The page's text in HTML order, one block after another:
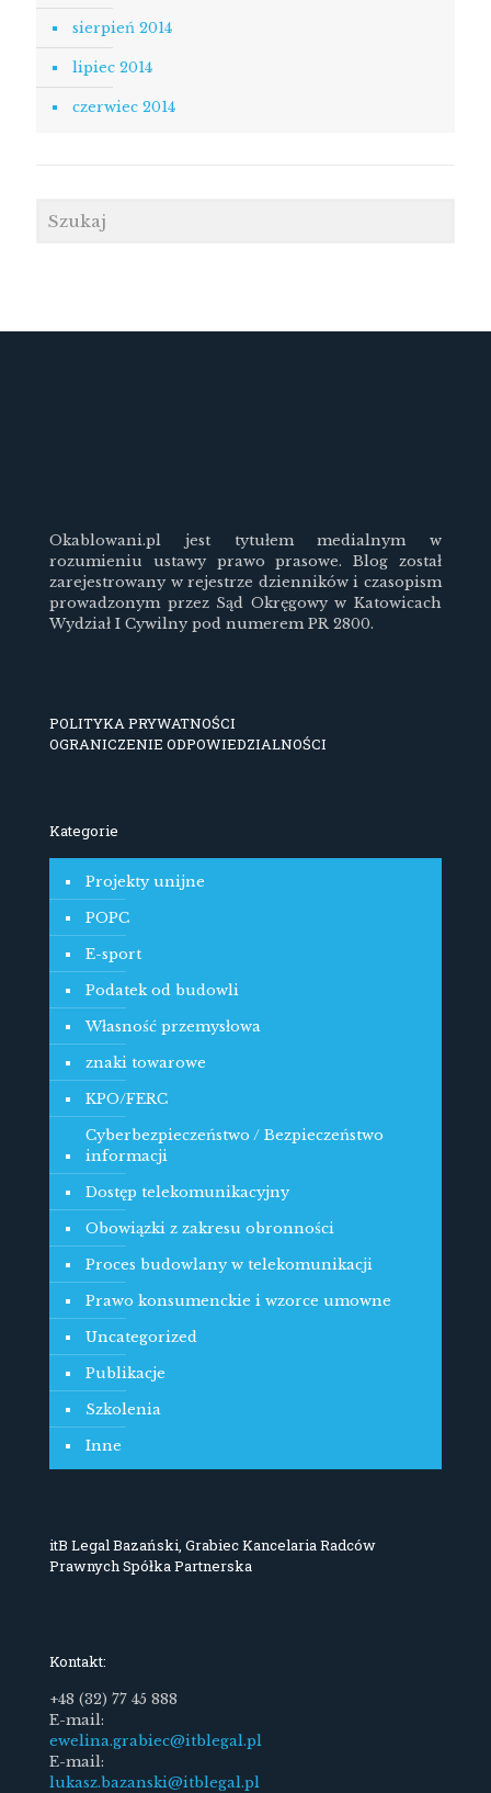
sierpień 2014
lipiec 2014
czerwiec 2014
Okablowani.pl jest tytułem medialnym w
rozumieniu ustawy prawo prasowe. Blog został
zarejestrowany w rejestrze dzienników i czasopism
prowadzonym przez Sąd Okręgowy w Katowicach
Wydział I Cywilny pod numerem PR 2800.
POLITYKA PRYWATNOŚCI
OGRANICZENIE ODPOWIEDZIALNOŚCI
Kategorie
Projekty unijne
POPC
E-sport
Podatek od budowli
Własność przemysłowa
znaki towarowe
KPO/FERC
Cyberbezpieczeństwo / Bezpieczeństwo
informacji
Dostęp telekomunikacyjny
Obowiązki z zakresu obronności
Proces budowlany w telekomunikacji
Prawo konsumenckie i wzorce umowne
Uncategorized
Publikacje
Szkolenia
Inne
itB Legal Bazański, Grabiec Kancelaria Radców
Prawnych Spółka Partnerska
Kontakt:
+48 (32) 77 45 888
E-mail:
ewelina.grabiec@itblegal.pl
E-mail:
lukasz.bazanski@itblegal.pl